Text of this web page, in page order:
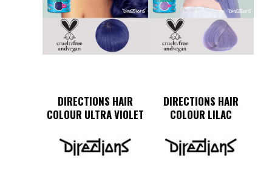
DIRECTIONS HAIR
COLOUR ULTRA VIOLET
DIRECTIONS HAIR
COLOUR LILAC